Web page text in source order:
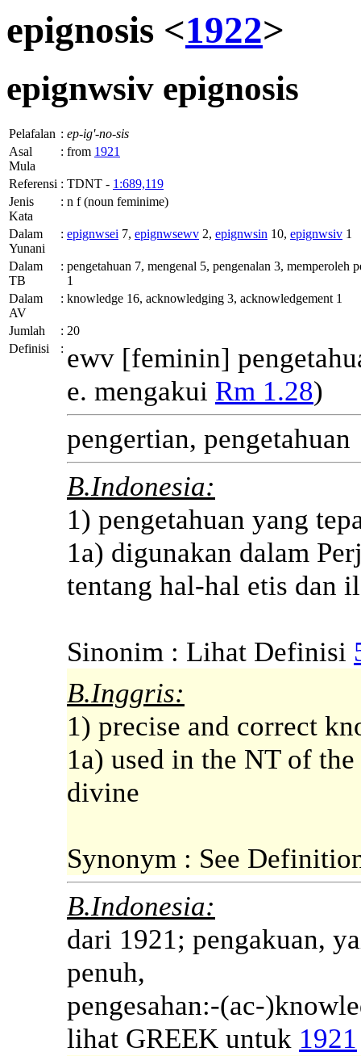
epignosis <1922>
epignwsiv epignosis
Pelafalan : ep-ig'-no-sis
Asal
Mula
: from 1921
Referensi : TDNT - 1:689,119
Jenis
Kata
: n f (noun feminime)
Dalam
Yunani
: epignwsei 7, epignwsewv 2, epignwsin 10, epignwsiv 1
Dalam
TB
: pengetahuan 7, mengenal 5, pengenalan 3, memperoleh
1
Dalam
AV
: knowledge 16, acknowledging 3, acknowledgement 1
Jumlah : 20
Definisi
: ewv [feminin]
e. mengakui Rm 1.28)
pengertian, pengetahuan
B.Indonesia:
1) pengetahuan yang
1a) digunakan dalam
tentang hal-hal etis dan
Sinonim : Lihat Definisi
B.Inggris:
1) precise and correct
1a) used in the NT of
divine
Synonym : See
B.Indonesia:
dari 1921; pengakuan,
penuh,
pengesahan:-(ac-
lihat GREEK untuk 1921